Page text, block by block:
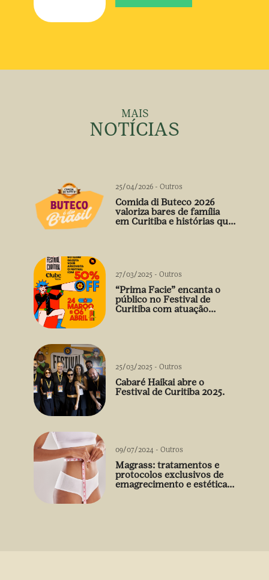
MAIS
NOTÍCIAS
25/04/2026 - Outros
Comida di Buteco 2026
valoriza bares de família
em Curitiba e histórias que
27/03/2025 - Outros
“Prima Facie” encanta o
público no Festival de
Curitiba com atuação
25/03/2025 - Outros
Cabaré Haikai abre o
Festival de Curitiba 2025.
09/07/2024 - Outros
Magrass: tratamentos e
protocolos exclusivos de
emagrecimento e estética